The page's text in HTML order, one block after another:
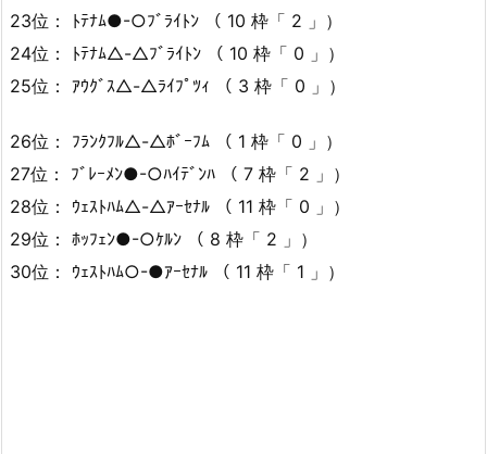
23位： ﾄﾃﾅﾑ●-○ﾌﾞﾗｲﾄﾝ （ 10 枠「 2 」）
24位： ﾄﾃﾅﾑ△-△ﾌﾞﾗｲﾄﾝ （ 10 枠「 0 」）
25位： ｱｳｸﾞｽ△-△ﾗｲﾌﾟﾂｨ （ 3 枠「 0 」）
26位： ﾌﾗﾝｸﾌﾙ△-△ﾎﾞｰﾌﾑ （ 1 枠「 0 」）
27位： ﾌﾞﾚｰﾒﾝ●-○ﾊｲﾃﾞﾝﾊ （ 7 枠「 2 」）
28位： ｳｪｽﾄﾊﾑ△-△ｱｰｾﾅﾙ （ 11 枠「 0 」）
29位： ﾎｯﾌｪﾝ●-○ｹﾙﾝ （ 8 枠「 2 」）
30位： ｳｪｽﾄﾊﾑ○-●ｱｰｾﾅﾙ （ 11 枠「 1 」）